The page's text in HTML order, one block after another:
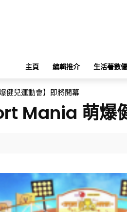
主頁 編輯推介 生活著數
健兒運動會】即將開幕
Mania 萌爆